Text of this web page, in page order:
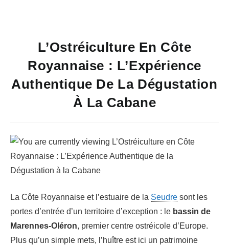
L’Ostréiculture En Côte
Royannaise : L’Expérience
Authentique De La Dégustation
À La Cabane
La Côte Royannaise et l’estuaire de la Seudre sont les
portes d’entrée d’un territoire d’exception : le bassin de
Marennes-Oléron, premier centre ostréicole d’Europe.
Plus qu’un simple mets, l’huître est ici un patrimoine